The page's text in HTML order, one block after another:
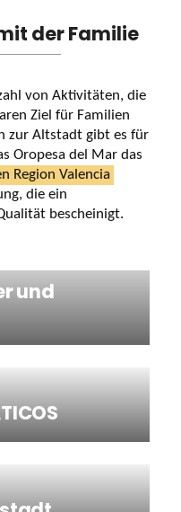
der Familie
von Aktivitäten, die
Ziel für Familien
zur Altstadt gibt es für
Oropesa del Mar das
Region Valencia
die ein
bescheinigt.
und